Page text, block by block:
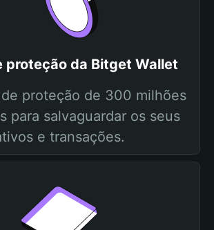
proteção da Bitget Wallet
proteção de 300 milhões
para salvaguardar os seus
e transações.